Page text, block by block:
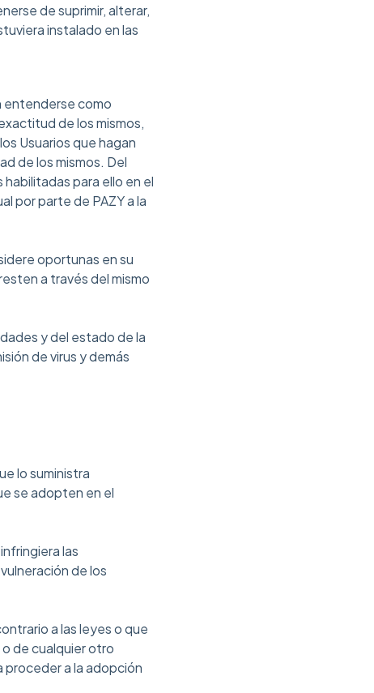
de suprimir, alterar,
instalado en las
entenderse como
de los mismos,
Usuarios que hagan
de los mismos. Del
para ello en el
por parte de PAZY a la
oportunas en su
a través del mismo
y del estado de la
de virus y demás
lo suministra
se adopten en el
las
de los
a las leyes o que
de cualquier otro
a la adopción